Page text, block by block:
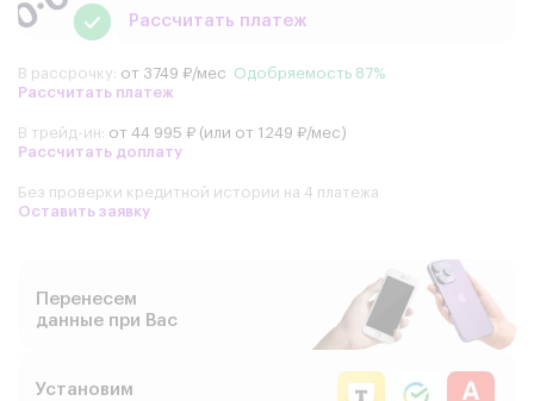
Рассчитать платеж
В рассрочку: от 3749 ₽/мес Одобряемость 87%
Рассчитать платеж
В трейд-ин: от 44 995 ₽ (или от 1249 ₽/мес)
Рассчитать доплату
Без проверки кредитной истории на 4 платежа
Оставить заявку
Перенесем
данные при Вас
Установим